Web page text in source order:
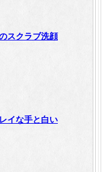
スクラブ洗顔
イな手と白い